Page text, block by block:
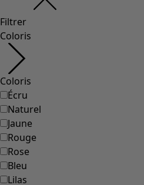
Filtrer
Coloris
Coloris
Écru
Naturel
Jaune
Rouge
Rose
Bleu
Lilas